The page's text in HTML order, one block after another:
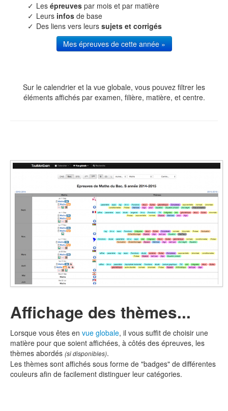
Lesépreuves par mois et par matière
Leurs infos de base
Des liens vers leurssujets et corrigés
Mes épreuves de cette année »
Sur le calendrier et la vue globale, vous pouvez filtrer les
éléments affichés par examen, filière, matière, et centre.
Affichage des thèmes...
Lorsque vous êtes en vue globale, il vous suffit de choisir une
matière pour que soient affichées, à côtés des épreuves, les
thèmes abordés (si disponibles).
Les thèmes sont affichés sous forme de "badges" de différentes
couleurs afin de facilement distinguer leur catégories.